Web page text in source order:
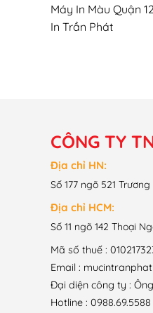
Máy In Màu Quận
In Trần Phát
CÔNG TY
Địa chỉ HN:
Số 177 ngõ 521
Địa chỉ HCM:
Số 11 ngõ 142 Thoại
Mã số thuế :
Email :
Đại diện công ty :
Hotline : 0988.69.5588